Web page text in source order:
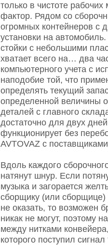
только в чистоте
фактор. Рядом со
огромных контейнеров с
установки на
стойки с небольшими
хватает всего на… два
компьютерного учета с
наподобие той, что
определять текущий
определенной величины
деталей с главного
достаточно для двух
функционирует без
AVTOVAZ с
Вдоль каждого
натянут шнур. Если
музыка и загорается
сборщику (или
не оказать, то возможен
никак не могут, поэтому
между нитками
которого поступил